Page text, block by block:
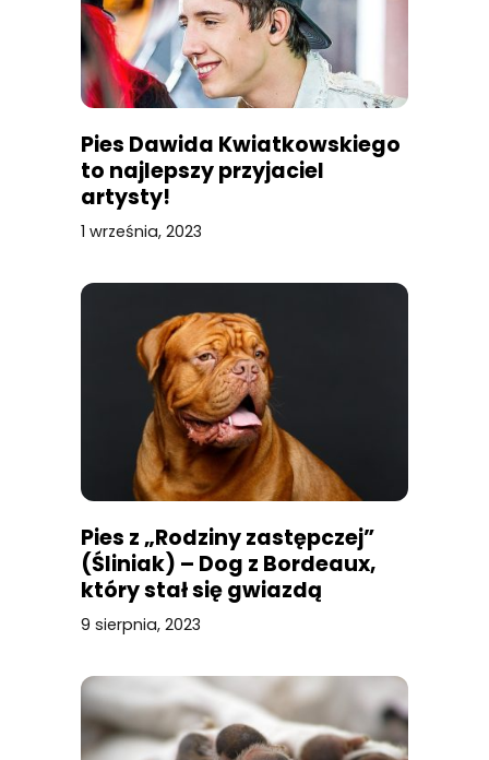
Pies Dawida Kwiatkowskiego
to najlepszy przyjaciel
artysty!
1 września, 2023
Pies z „Rodziny zastępczej”
(Śliniak) – Dog z Bordeaux,
który stał się gwiazdą
9 sierpnia, 2023